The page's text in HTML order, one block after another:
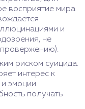
восприятие мира
и
не
риском суицида.
интерес к
эмоции
получать